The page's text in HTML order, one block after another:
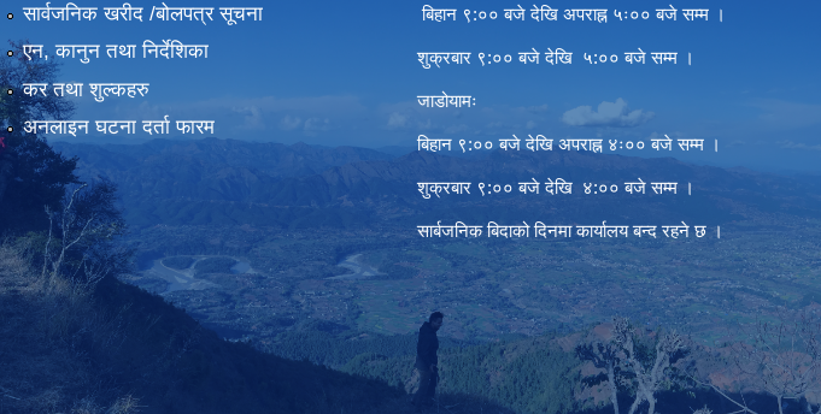
सार्वजनिक खरीद /बोलपत्र सूचना
एन, कानुन तथा निर्देशिका
कर तथा शुल्कहरु
अनलाइन घटना दर्ता फारम
बिहान ९:०० बजे देखि अपराह्न ५ः०० बजे सम्म ।
शुक्रबार ९:०० बजे देखि ५:०० बजे सम्म ।
जाडोयामः
बिहान ९:०० बजे देखि अपराह्न ४ः०० बजे सम्म ।
शुक्रबार ९:०० बजे देखि ४:०० बजे सम्म ।
सार्बजनिक बिदाको दिनमा कार्यालय बन्द रहने छ ।